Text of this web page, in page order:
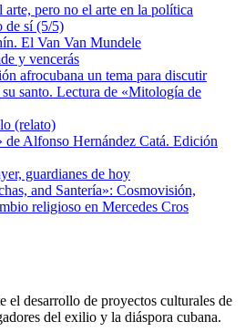
pero no el arte en la política
de sí (5/5)
El Van Van Mundele
y vencerás
afrocubana un tema para discutir
santo. Lectura de «Mitología de
(relato)
Alfonso Hernández Catá. Edición
guardianes de hoy
and Santería»: Cosmovisión,
religioso en Mercedes Cros
el desarrollo de proyectos culturales de
del exilio y la diáspora cubana.